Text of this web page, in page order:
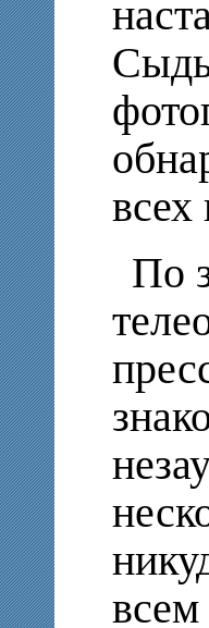
По
всем